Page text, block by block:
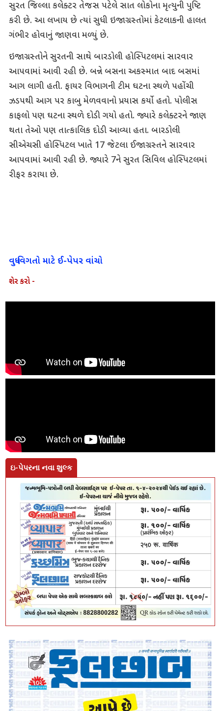
સુરત જિલ્લા કલેક્ટર તેજસ પટેલે સાત લોકોના મૃત્યુની પુષ્ટિ
કરી છે. આ લખાય છે ત્યાં સુધી ઇજાગ્રસ્તોમાં કેટલાકની હાલત
ગંભીર હોવાનું જાણવા મળ્યું છે.
ઇજાગ્રસ્તોને સુરતની સાથે બારડોલી હોસ્પિટલમાં સારવાર
આપવામાં આવી રહી છે. બન્ને બસના અકસ્માત બાદ બસમાં
આગ લાગી હતી. ફાયર વિભાગની ટીમ ઘટના સ્થળે પહોંચી
ઝડપથી આગ પર કાબુ મેળવવાનો પ્રયાસ કર્યો હતો. પોલીસ
કાફલો પણ ઘટના સ્થળે દોડી ગયો હતો. જ્યારે કલેક્ટરને જાણ
થતા તેઓ પણ તાત્કાલિક દોડી આવ્યા હતા. બારડોલી
સીએચસી હોસ્પિટલ ખાતે 17 જેટલા ઈજાગ્રસ્તને સારવાર
આપવામાં આવી રહી છે. જ્યારે 7ને સુરત સિવિલ હોસ્પિટલમાં
રીફર કરાયા છે.
વધુ વિગતો માટે ઈ-પેપર વાંચો
શેર કરો -
ઇ-પેપરના નવા શુલ્ક